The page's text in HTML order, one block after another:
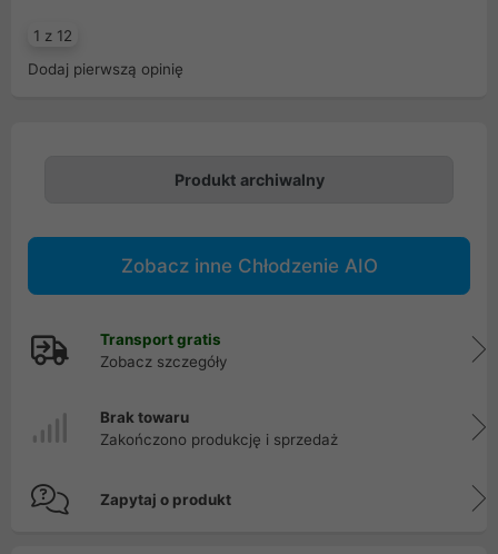
1 z 12
Dodaj pierwszą opinię
Produkt archiwalny
Zobacz inne Chłodzenie AIO
Transport gratis
Zobacz szczegóły
Brak towaru
Zakończono produkcję i sprzedaż
Zapytaj o produkt